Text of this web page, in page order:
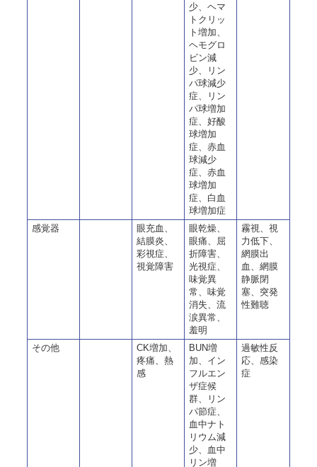
少、ヘマ
トクリッ
ト増加、
ヘモグロ
ビン減
少、リン
パ球減少
症、リン
パ球増加
症、好酸
球増加
症、赤血
球減少
症、赤血
球増加
症、白血
球増加症
感覚器
眼充血、
結膜炎、
彩視症、
視覚障害
眼乾燥、
眼痛、屈
折障害、
光視症、
味覚異
常、味覚
消失、流
涙異常、
羞明
霧視、視
力低下、
網膜出
血、網膜
静脈閉
塞、突発
性難聴
その他
CK増加、
疼痛、熱
感
BUN増
加、イン
フルエン
ザ症候
群、リン
パ節症、
血中ナト
リウム減
少、血中
リン増
過敏性反
応、感染
症